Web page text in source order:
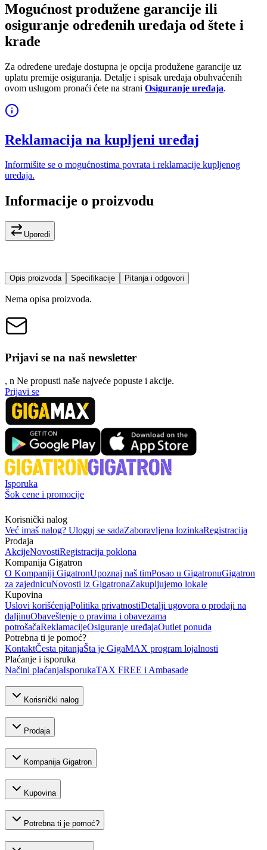
Mogućnost produžene garancije ili
osiguranje određenih uređaja od štete i
krađe
Za određene uređaje dostupna je opcija produžene garancije uz
uplatu premije osiguranja. Detalje i spisak uređaja obuhvaćenih
ovom uslugom pronaći ćete na strani Osiguranje uređaja.
Reklamacija na kupljeni uređaj
Informišite se o mogućnostima povrata i reklamacije kupljenog
uređaja.
Informacije o proizvodu
Uporedi
Opis proizvoda Specifikacije Pitanja i odgovori
Nema opisa proizvoda.
Prijavi se na naš newsletter
, n Ne propusti naše najveće popuste i akcije.
Prijavi se
Isporuka
Šok cene i promocije
Korisnički nalog
Već imaš nalog? Uloguj se sadaZaboravljena lozinkaRegistracija
Prodaja
AkcijeNovostiRegistracija poklona
Kompanija Gigatron
O Kompaniji GigatronUpoznaj naš timPosao u GigatronuGigatron
za zajednicuNovosti iz GigatronaZakupljujemo lokale
Kupovina
Uslovi korišćenjaPolitika privatnostiDetalji ugovora o prodaji na
daljinuObaveštenje o pravima i obavezama
potrošačaReklamacijeOsiguranje uređajaOutlet ponuda
Potrebna ti je pomoć?
KontaktČesta pitanjaŠta je GigaMAX program lojalnosti
Plaćanje i isporuka
Načini plaćanjaIsporukaTAX FREE i Ambasade
Korisnički nalog
Prodaja
Kompanija Gigatron
Kupovina
Potrebna ti je pomoć?